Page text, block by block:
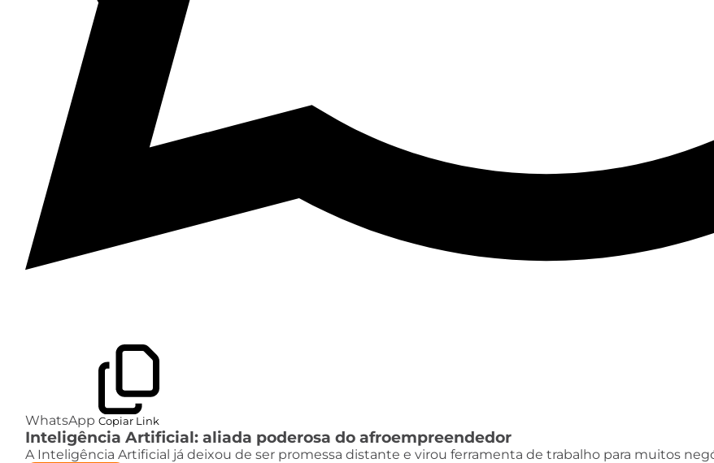
WhatsApp Copiar Link
Inteligência Artificial: aliada poderosa do afroempreendedor
A Inteligência Artificial já deixou de ser promessa distante e virou ferramenta de trabalho para muitos